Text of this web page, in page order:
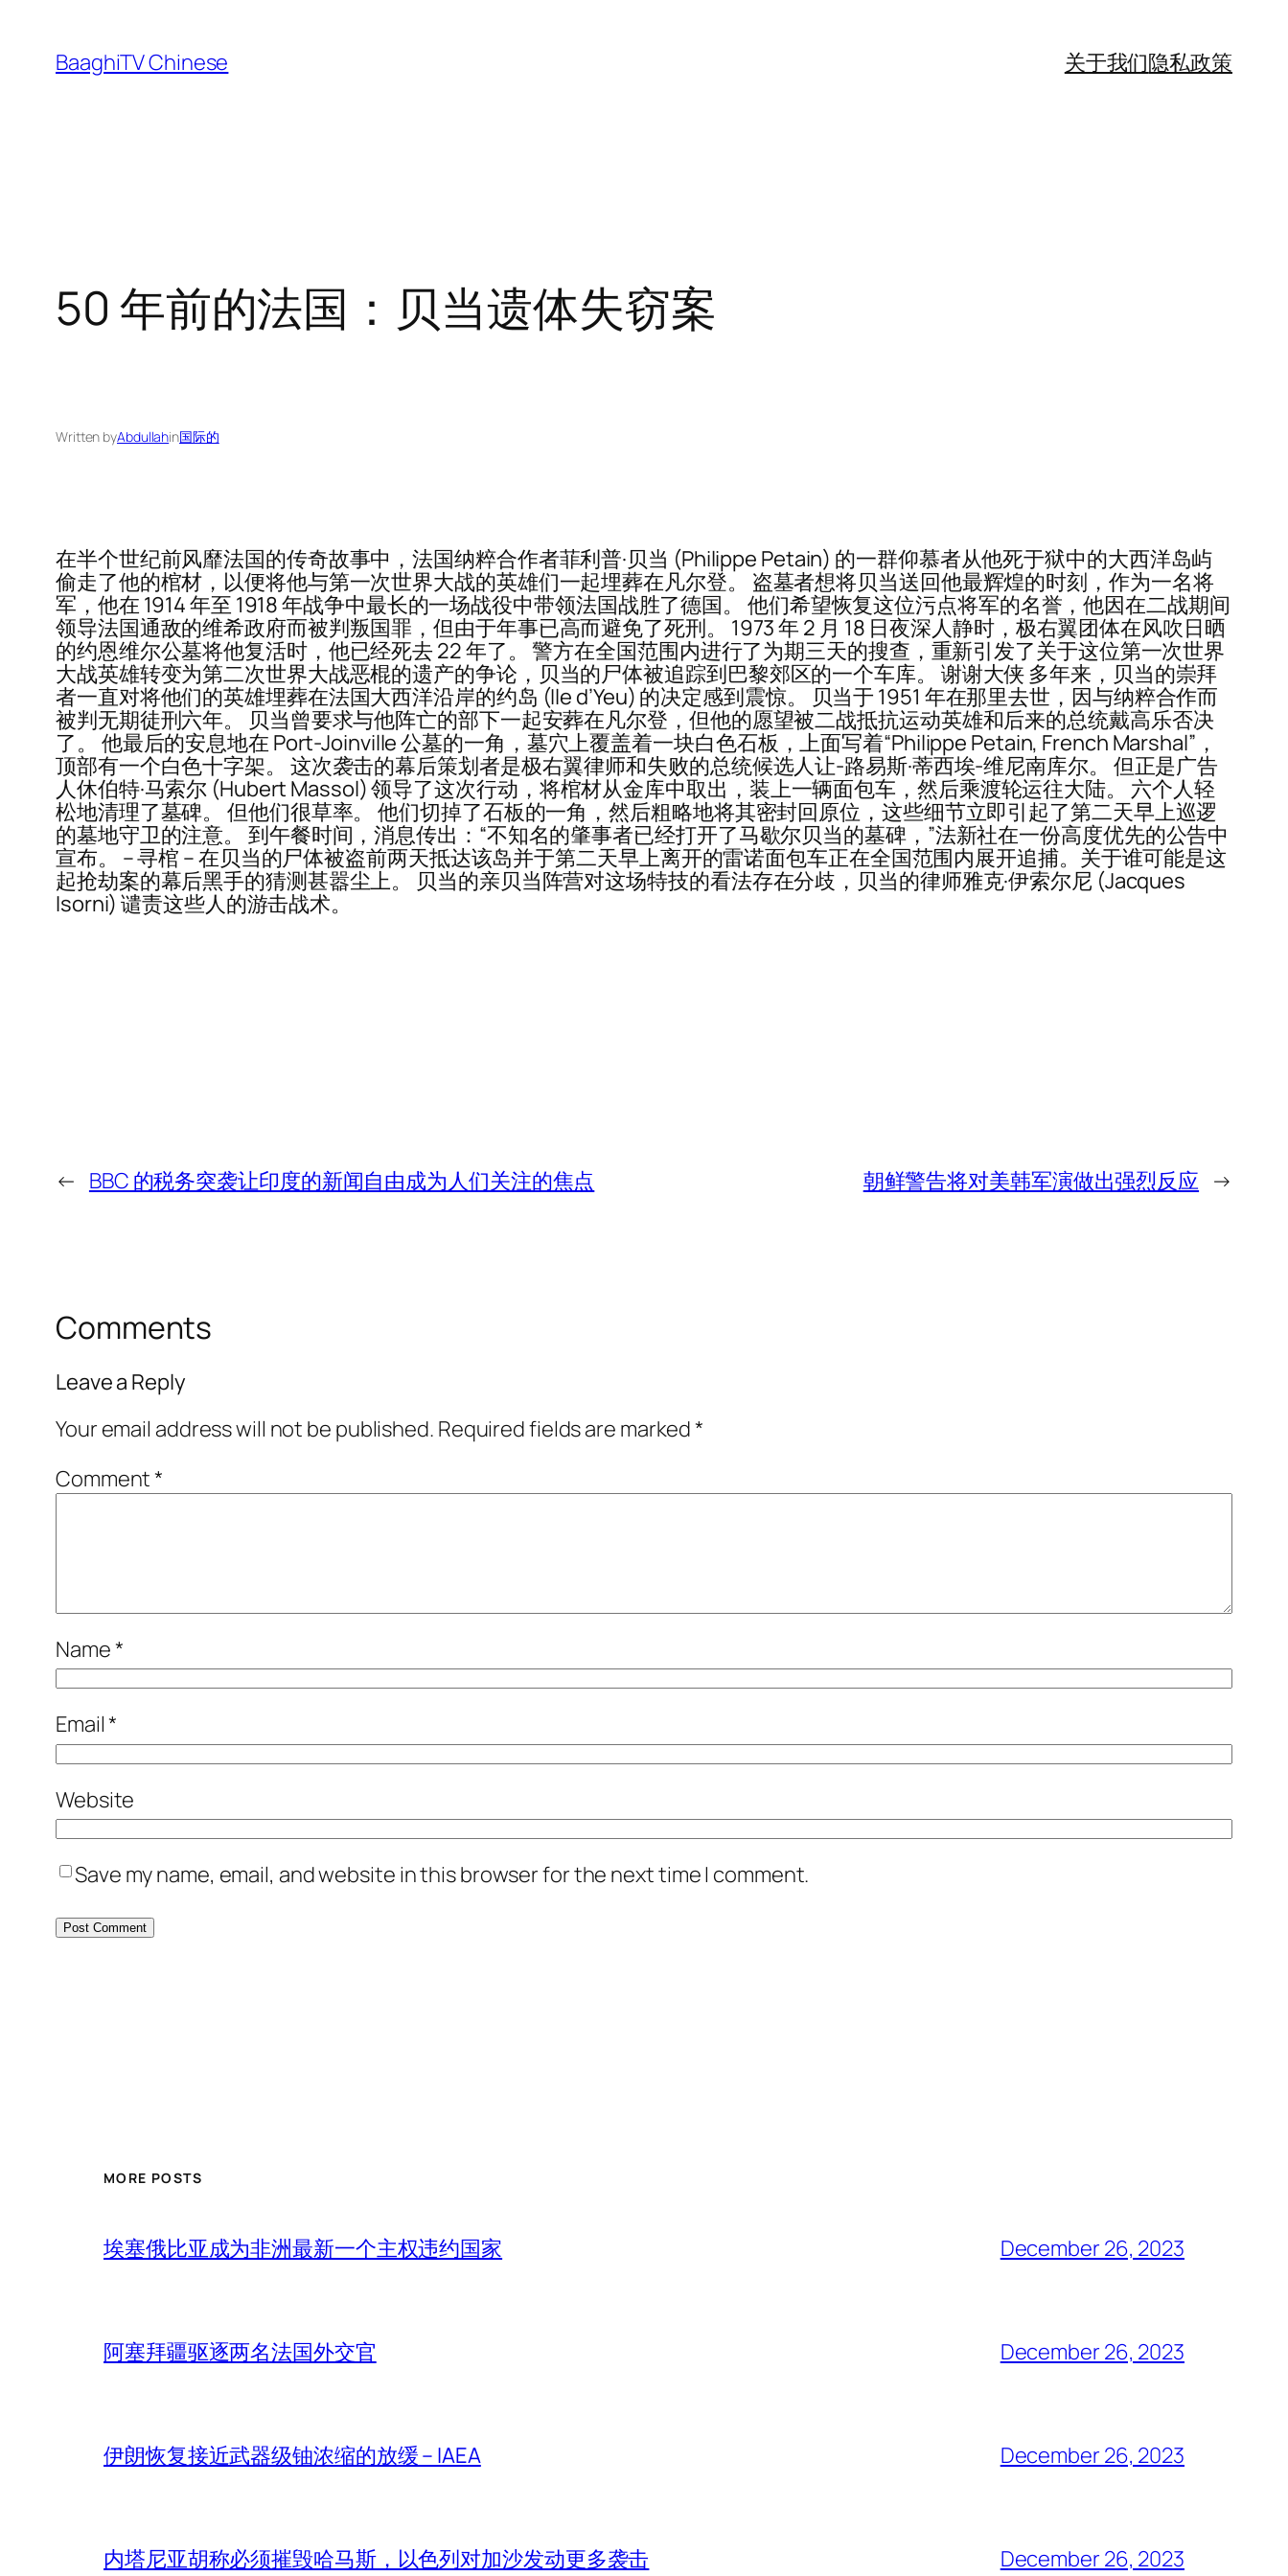
content
BaaghiTV Chinese 关于我们隐私政策
50 年前的法国：贝当遗体失窃案
Written byAbdullahin国际的
在半个世纪前风靡法国的传奇故事中，法国纳粹合作者菲利普·贝当 (Philippe Petain) 的一群仰慕者从他死于狱中的大西洋岛屿
偷走了他的棺材，以便将他与第一次世界大战的英雄们一起埋葬在凡尔登。 盗墓者想将贝当送回他最辉煌的时刻，作为一名将
军，他在 1914 年至 1918 年战争中最长的一场战役中带领法国战胜了德国。 他们希望恢复这位污点将军的名誉，他因在二战期间
领导法国通敌的维希政府而被判叛国罪，但由于年事已高而避免了死刑。 1973 年 2 月 18 日夜深人静时，极右翼团体在风吹日晒
的约恩维尔公墓将他复活时，他已经死去 22 年了。 警方在全国范围内进行了为期三天的搜查，重新引发了关于这位第一次世界
大战英雄转变为第二次世界大战恶棍的遗产的争论，贝当的尸体被追踪到巴黎郊区的一个车库。 谢谢大侠 多年来，贝当的崇拜
者一直对将他们的英雄埋葬在法国大西洋沿岸的约岛 (Ile d’Yeu) 的决定感到震惊。 贝当于 1951 年在那里去世，因与纳粹合作而
被判无期徒刑六年。 贝当曾要求与他阵亡的部下一起安葬在凡尔登，但他的愿望被二战抵抗运动英雄和后来的总统戴高乐否决
了。 他最后的安息地在 Port-Joinville 公墓的一角，墓穴上覆盖着一块白色石板，上面写着“Philippe Petain, French Marshal”，
顶部有一个白色十字架。 这次袭击的幕后策划者是极右翼律师和失败的总统候选人让-路易斯·蒂西埃-维尼南库尔。 但正是广告
人休伯特·马索尔 (Hubert Massol) 领导了这次行动，将棺材从金库中取出，装上一辆面包车，然后乘渡轮运往大陆。 六个人轻
松地清理了墓碑。 但他们很草率。 他们切掉了石板的一角，然后粗略地将其密封回原位，这些细节立即引起了第二天早上巡逻
的墓地守卫的注意。 到午餐时间，消息传出：“不知名的肇事者已经打开了马歇尔贝当的墓碑，”法新社在一份高度优先的公告中
宣布。 – 寻棺 – 在贝当的尸体被盗前两天抵达该岛并于第二天早上离开的雷诺面包车正在全国范围内展开追捕。关于谁可能是这
起抢劫案的幕后黑手的猜测甚嚣尘上。 贝当的亲贝当阵营对这场特技的看法存在分歧，贝当的律师雅克·伊索尔尼 (Jacques
Isorni) 谴责这些人的游击战术。
← BBC 的税务突袭让印度的新闻自由成为人们关注的焦点 朝鲜警告将对美韩军演做出强烈反应 →
Comments
Leave a Reply
Your email address will not be published. Required fields are marked*
Comment*
Name*
Email*
Website
Save my name, email, and website in this browser for the next time I comment.
MORE POSTS
埃塞俄比亚成为非洲最新一个主权违约国家 December 26, 2023
阿塞拜疆驱逐两名法国外交官 December 26, 2023
伊朗恢复接近武器级铀浓缩的放缓 – IAEA December 26, 2023
内塔尼亚胡称必须摧毁哈马斯，以色列对加沙发动更多袭击 December 26, 2023